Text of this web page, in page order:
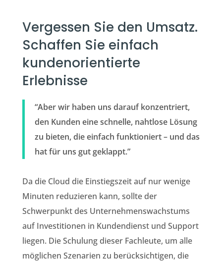
Vergessen Sie den Umsatz.
Schaffen Sie einfach
kundenorientierte
Erlebnisse
“Aber wir haben uns darauf konzentriert,
den Kunden eine schnelle, nahtlose Lösung
zu bieten, die einfach funktioniert – und das
hat für uns gut geklappt.”
Da die Cloud die Einstiegszeit auf nur wenige
Minuten reduzieren kann, sollte der
Schwerpunkt des Unternehmenswachstums
auf Investitionen in Kundendienst und Support
liegen. Die Schulung dieser Fachleute, um alle
möglichen Szenarien zu berücksichtigen, die